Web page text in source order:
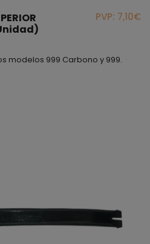
PVP: 7,10€
modelos 999 Carbono y 999.